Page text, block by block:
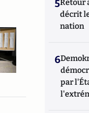
5Retour
décrit
nation
6
par